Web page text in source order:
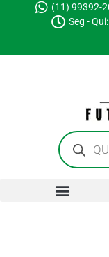
(11) 99392-
Seg -